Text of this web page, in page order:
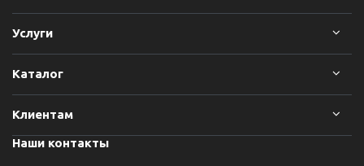
Услуги
Каталог
Клиентам
Наши контакты